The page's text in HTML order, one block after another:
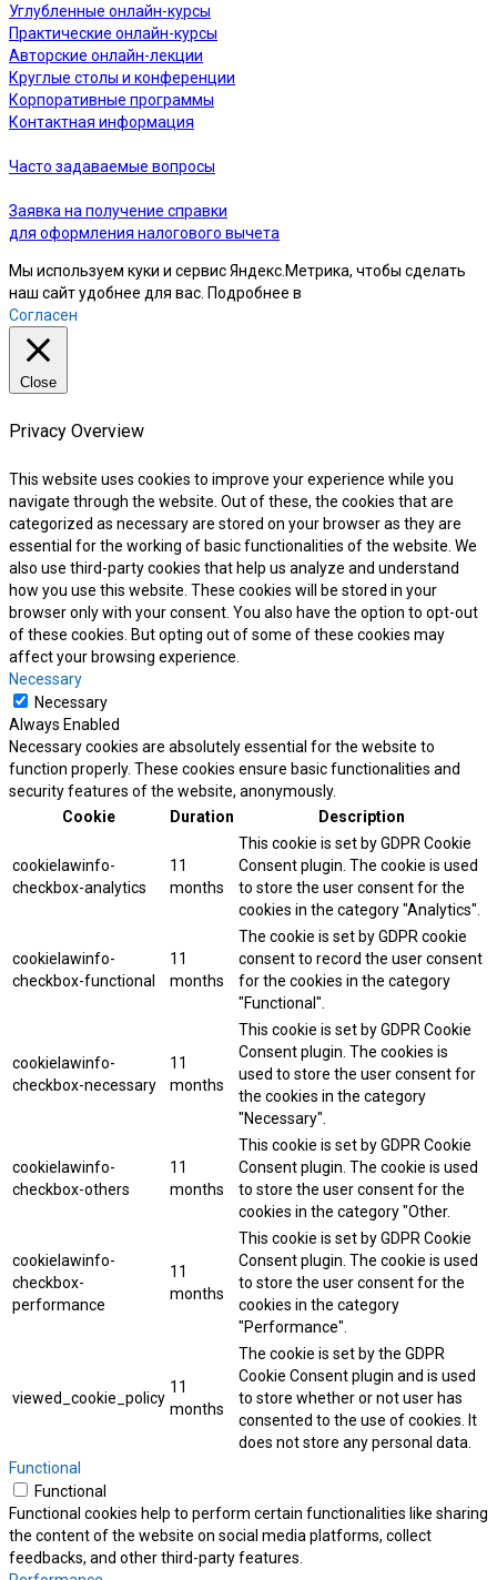
Углубленные онлайн-курсы
Практические онлайн-курсы
Авторские онлайн-лекции
Круглые столы и конференции
Корпоративные программы
Контактная информация
Часто задаваемые вопросы
Заявка на получение справки
для оформления налогового вычета
Мы используем куки и сервис Яндекс.Метрика, чтобы сделать
наш сайт удобнее для вас. Подробнее в
Согласен
Close
Privacy Overview
This website uses cookies to improve your experience while you
navigate through the website. Out of these, the cookies that are
categorized as necessary are stored on your browser as they are
essential for the working of basic functionalities of the website. We
also use third-party cookies that help us analyze and understand
how you use this website. These cookies will be stored in your
browser only with your consent. You also have the option to opt-out
of these cookies. But opting out of some of these cookies may
affect your browsing experience.
Necessary
Necessary
Always Enabled
Necessary cookies are absolutely essential for the website to
function properly. These cookies ensure basic functionalities and
security features of the website, anonymously.
Cookie
Duration Description
cookielawinfo-
checkbox-analytics
11
months
This cookie is set by GDPR Cookie
Consent plugin. The cookie is used
to store the user consent for the
cookies in the category "Analytics".
cookielawinfo-
checkbox-functional
11
months
The cookie is set by GDPR cookie
consent to record the user consent
for the cookies in the category
"Functional".
cookielawinfo-
checkbox-necessary
11
months
This cookie is set by GDPR Cookie
Consent plugin. The cookies is
used to store the user consent for
the cookies in the category
"Necessary".
cookielawinfo-
checkbox-others
11
months
This cookie is set by GDPR Cookie
Consent plugin. The cookie is used
to store the user consent for the
cookies in the category "Other.
cookielawinfo-
checkbox-
performance
11
months
This cookie is set by GDPR Cookie
Consent plugin. The cookie is used
to store the user consent for the
cookies in the category
"Performance".
viewed_cookie_policy
11
months
The cookie is set by the GDPR
Cookie Consent plugin and is used
to store whether or not user has
consented to the use of cookies. It
does not store any personal data.
Functional
Functional
Functional cookies help to perform certain functionalities like sharing
the content of the website on social media platforms, collect
feedbacks, and other third-party features.